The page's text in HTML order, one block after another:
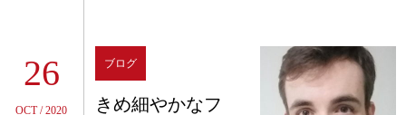
26
OCT / 2020
ブログ
きめ細やかなフ